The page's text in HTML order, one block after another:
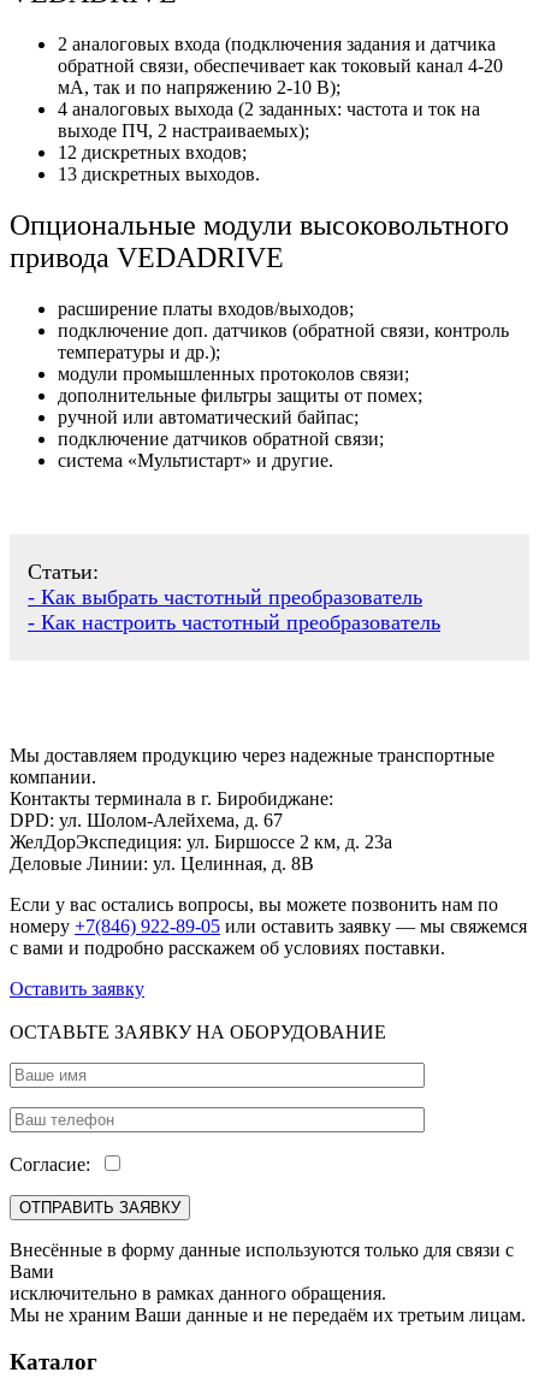
2 аналоговых входа (подключения задания и датчика
обратной связи, обеспечивает как токовый канал 4-20
мА, так и по напряжению 2-10 В);
4 аналоговых выхода (2 заданных: частота и ток на
выходе ПЧ, 2 настраиваемых);
12 дискретных входов;
13 дискретных выходов.
Опциональные модули высоковольтного
привода VEDADRIVE
расширение платы входов/выходов;
подключение доп. датчиков (обратной связи, контроль
температуры и др.);
модули промышленных протоколов связи;
дополнительные фильтры защиты от помех;
ручной или автоматический байпас;
подключение датчиков обратной связи;
система «Мультистарт» и другие.
Статьи:
- Как выбрать частотный преобразователь
- Как настроить частотный преобразователь
Мы доставляем продукцию через надежные транспортные
компании.
Контакты терминала в г. Биробиджане:
DPD: ул. Шолом-Алейхема, д. 67
ЖелДорЭкспедиция: ул. Биршоссе 2 км, д. 23а
Деловые Линии: ул. Целинная, д. 8В
Если у вас остались вопросы, вы можете позвонить нам по
номеру +7(846) 922-89-05 или оставить заявку — мы свяжемся
с вами и подробно расскажем об условиях поставки.
Оставить заявку
ОСТАВЬТЕ ЗАЯВКУ НА ОБОРУДОВАНИЕ
Согласие:
Внесённые в форму данные используются только для связи с
Вами
исключительно в рамках данного обращения.
Мы не храним Ваши данные и не передаём их третьим лицам.
Каталог